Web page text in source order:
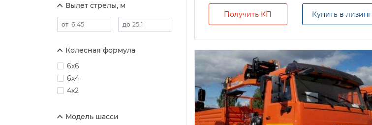
Вылет стрелы, м
Колесная формула
6х6
6х4
4х2
Модель шасси
Получить КП Купить в лизинг